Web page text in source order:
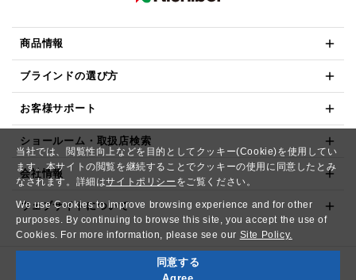
当社では、閲覧性向上などを目的としてクッキー(Cookie)を使用してい
ます。本サイトの閲覧を継続することでクッキーの使用に同意したとみ
なされます。詳細はサイトポリシー をご覧ください。
We use Cookies to improve browsing experience and for other
purposes. By continuing to browse this site, you accept the use of
Cookies. For more information, please see our Site Policy.
同意する
商品情報
ブラインドの選び方
お客様サポート
ショールーム・取扱店検索
会社情報
ウェブサイトについて
Copyright© NICHIBEI CO.,LTD. All Rights Reserved.